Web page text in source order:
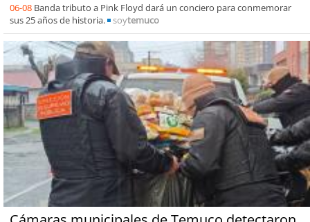
06-08 Banda tributo a Pink Floyd dará un conciero para conmemorar
sus 25 años de historia.
soytemuco